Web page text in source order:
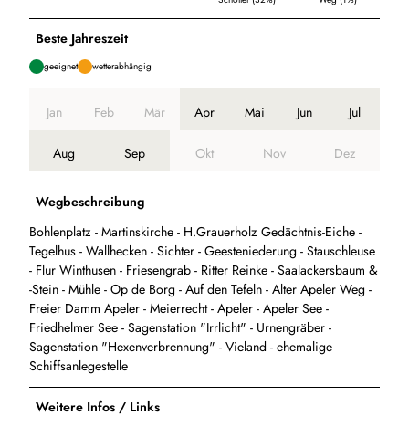
Beste Jahreszeit
geeignet wetterabhängig
Jan Feb Mär Apr Mai Jun Jul
Aug Sep Okt Nov Dez
Wegbeschreibung
Bohlenplatz - Martinskirche - H.Grauerholz Gedächtnis-Eiche -
Tegelhus - Wallhecken - Sichter - Geesteniederung - Stauschleuse
- Flur Winthusen - Friesengrab - Ritter Reinke - Saalackersbaum &
-Stein - Mühle - Op de Borg - Auf den Tefeln - Alter Apeler Weg -
Freier Damm Apeler - Meierrecht - Apeler - Apeler See -
Friedhelmer See - Sagenstation "Irrlicht" - Urnengräber -
Sagenstation "Hexenverbrennung" - Vieland - ehemalige
Schiffsanlegestelle
Weitere Infos / Links